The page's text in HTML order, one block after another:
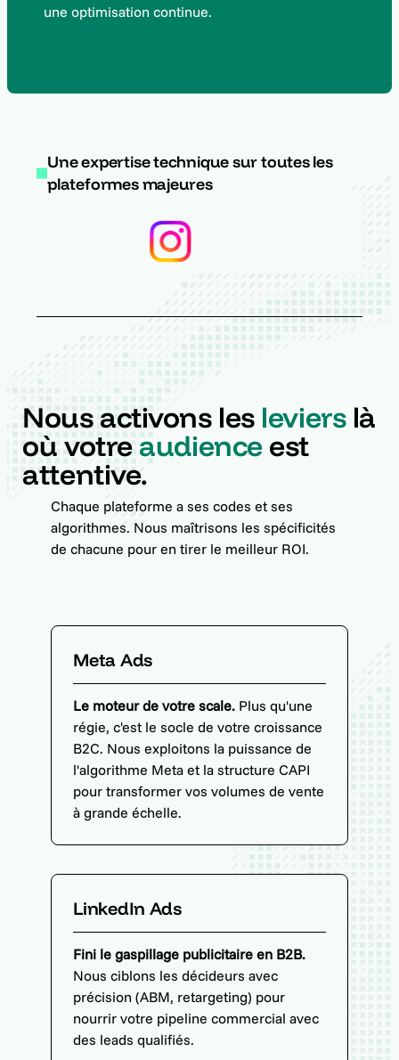
une optimisation continue.
Une expertise technique sur toutes les
plateformes majeures
Nous activons les levierslà
où votreaudienceest
attentive.
Chaque plateforme a ses codes et ses
algorithmes. Nous maîtrisons les spécificités
de chacune pour en tirer le meilleur ROI.
Meta Ads
Le moteur de votre scale. Plus qu'une
régie, c'est le socle de votre croissance
B2C. Nous exploitons la puissance de
l'algorithme Meta et la structure CAPI
pour transformer vos volumes de vente
à grande échelle.
LinkedIn Ads
Fini le gaspillage publicitaire en B2B.
Nous ciblons les décideurs avec
précision (ABM, retargeting) pour
nourrir votre pipeline commercial avec
des leads qualifiés.